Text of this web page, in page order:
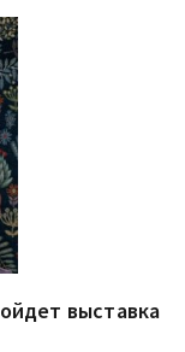
выставка